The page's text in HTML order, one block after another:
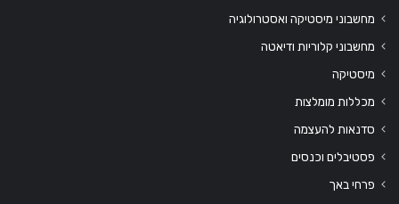
מחשבוני מיסטיקה ואסטרולוגיה
מחשבוני קלוריות ודיאטה
מיסטיקה
מכללות מומלצות
סדנאות להעצמה
פסטיבלים וכנסים
פרחי באך